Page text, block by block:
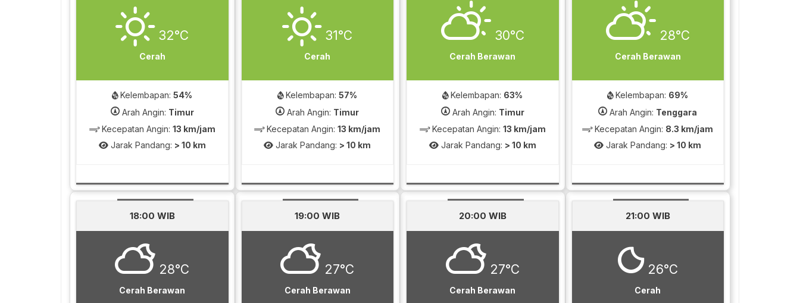
32°C
Cerah
Kelembapan:54%
Arah Angin: Timur
Kecepatan Angin: 13 km/jam
Jarak Pandang: > 10 km
31°C
Cerah
Kelembapan:57%
Arah Angin: Timur
Kecepatan Angin:13 km/jam
Jarak Pandang: > 10 km
30°C
Cerah Berawan
Kelembapan: 63%
Arah Angin: Timur
Kecepatan Angin: 13 km/jam
Jarak Pandang: > 10 km
28°C
Cerah Berawan
Kelembapan: 69%
Arah Angin: Tenggara
Kecepatan Angin: 8.3 km/jam
Jarak Pandang: > 10 km
18:00 WIB
28°C
Cerah Berawan
19:00 WIB
27°C
Cerah Berawan
20:00 WIB
27°C
Cerah Berawan
21:00 WIB
26°C
Cerah